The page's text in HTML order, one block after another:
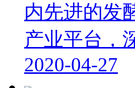
内先进的发
产业平台，
2020-04-27